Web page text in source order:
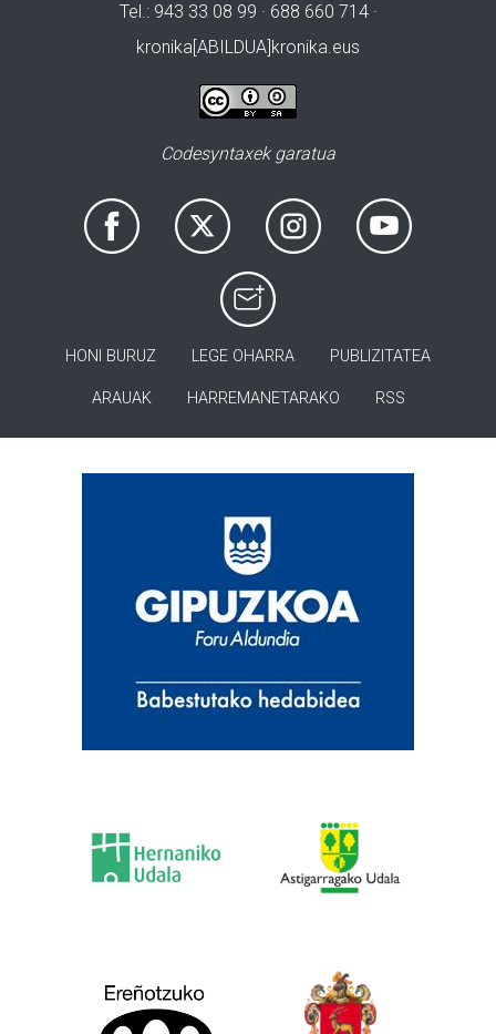
Tel.: 943 33 08 99 · 688 660 714 ·
kronika[ABILDUA]kronika.eus
Codesyntaxek garatua
HONI BURUZ LEGE OHARRA PUBLIZITATEA
ARAUAK HARREMANETARAKO RSS